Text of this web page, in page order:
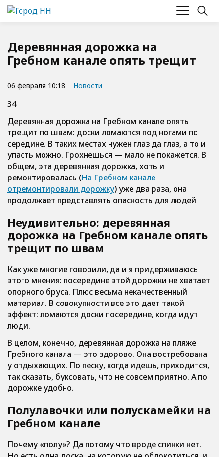
Деревянная дорожка на
Гребном канале опять трещит
06 февраля 10:18 Новости
34
Деревянная дорожка на Гребном канале опять
трещит по швам: доски ломаются под ногами по
середине. В таких местах нужен глаз да глаз, а то и
упасть можно. Грохнешься — мало не покажется. В
общем, эта деревянная дорожка, хоть и
ремонтировалась (На Гребном канале
отремонтировали дорожку) уже два раза, она
продолжает представлять опасность для людей.
Неудивительно: деревянная
дорожка на Гребном канале опять
трещит по швам
Как уже многие говорили, да и я придерживаюсь
этого мнения: посередине этой дорожки не хватает
опорного бруса. Плюс весьма некачественный
материал. В совокупности все это дает такой
эффект: ломаются доски посередине, когда идут
люди.
В целом, конечно, деревянная дорожка на пляже
Гребного канала — это здорово. Она востребована
у отдыхающих. По песку, когда идешь, приходится,
так сказать, буксовать, что не совсем приятно. А по
дорожке удобно.
Полулавочки или полускамейки на
Гребном канале
Почему «полу»? Да потому что вроде спинки нет.